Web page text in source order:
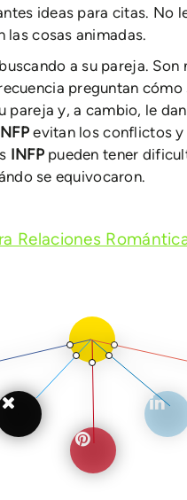
ideas para citas. No
las cosas animadas.
a su pareja. Son
preguntan cómo
pareja y, a cambio, le
evitan los conflictos y
INFP pueden tener
se equivocaron.
Relaciones